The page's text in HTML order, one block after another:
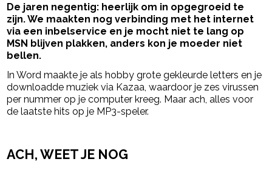
De jaren negentig: heerlijk om in opgegroeid te
zijn. We maakten nog verbinding met het internet
via een inbelservice en je mocht niet te lang op
MSN blijven plakken, anders kon je moeder niet
bellen.
In Word maakte je als hobby grote gekleurde letters en je
downloadde muziek via Kazaa, waardoor je zes virussen
per nummer op je computer kreeg. Maar ach, alles voor
de laatste hits op je MP3-speler.
ACH, WEET JE NOG